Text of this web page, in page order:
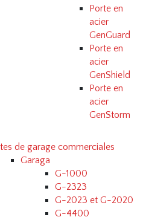
Porte en
acier
GenGuard
Porte en
acier
GenShield
Porte en
acier
GenStorm
de garage commerciales
Garaga
G-1000
G-2323
G-2023 et G-2020
G-4400